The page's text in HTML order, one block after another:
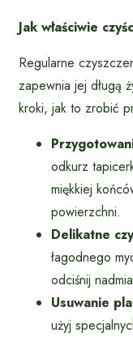
Jak właściwie
Regularne
zapewnia jej długą
kroki, jak to zrobić
odkurz
miękkiej
powierzchni.
Delikatne
łagodnego
odciśnij
Usuwanie
użyj